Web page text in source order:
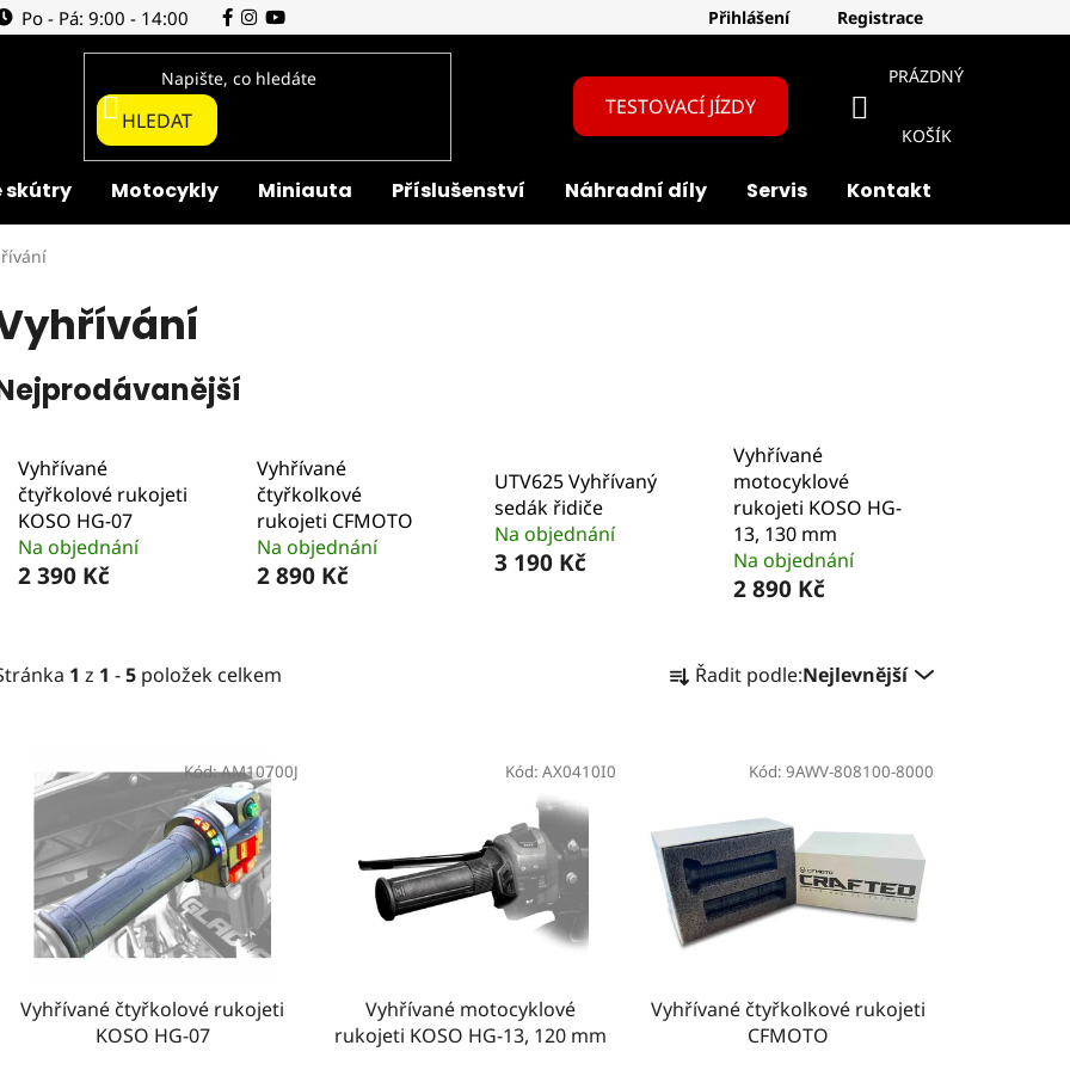
Po - Pá: 9:00 - 14:00 Přihlášení Registrace
HLEDAT
TESTOVACÍ JÍZDY
NÁKUPNÍ
KOŠÍK
PRÁZDNÝ
KOŠÍK
skútry Motocykly Miniauta Příslušenství Náhradní díly Servis Kontakt
Vyhřívané
čtyřkolové rukojeti
KOSO HG-07
Na objednání
2 390 Kč
Vyhřívané
čtyřkolkové
rukojeti CFMOTO
Na objednání
2 890 Kč
UTV625 Vyhřívaný
sedák řidiče
Na objednání
3 190 Kč
Vyhřívané
motocyklové
rukojeti KOSO HG-
13, 130 mm
Na objednání
2 890 Kč
1 z 1 -5 položek celkem a
p
r
o
d
k
t
Řadit podle:Nejlevnější
Vyhřívané čtyřkolové rukojeti
KOSO HG-07
Kód:AM10700J
Vyhřívané motocyklové
rukojeti KOSO HG-13, 120 mm
Kód: AX0410I0
Vyhřívané čtyřkolkové rukojeti
CFMOTO
Kód: 9AWV-808100-8000